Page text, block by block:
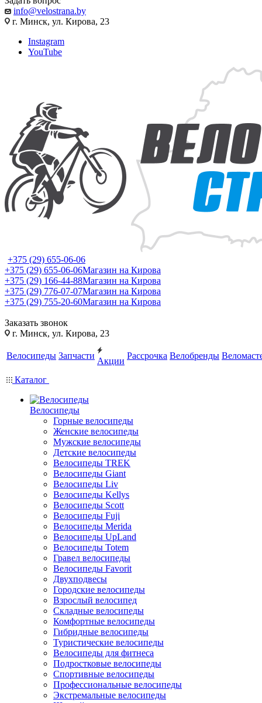
info@velostrana.by
г. Минск, ул. Кирова, 23
Instagram
YouTube
+375 (29) 655-06-06
+375 (29) 655-06-06Магазин на Кирова
+375 (29) 166-44-88Магазин на Кирова
+375 (29) 776-07-07Магазин на Кирова
+375 (29) 755-20-60Магазин на Кирова
Заказать звонок
г. Минск, ул. Кирова, 23
Велосипеды Запчасти
Акции
Рассрочка Велобренды
Каталог
Велосипеды
Горные велосипеды
Женские велосипеды
Мужские велосипеды
Детские велосипеды
Велосипеды TREK
Велосипеды Giant
Велосипеды Liv
Велосипеды Kellys
Велосипеды Scott
Велосипеды Fuji
Велосипеды Merida
Велосипеды UpLand
Велосипеды Totem
Гравел велосипеды
Велосипеды Favorit
Двухподвесы
Городские велосипеды
Взрослый велосипед
Складные велосипеды
Комфортные велосипеды
Гибридные велосипеды
Туристические велосипеды
Велосипеды для фитнеса
Подростковые велосипеды
Спортивные велосипеды
Профессиональные велосипеды
Экстремальные велосипеды